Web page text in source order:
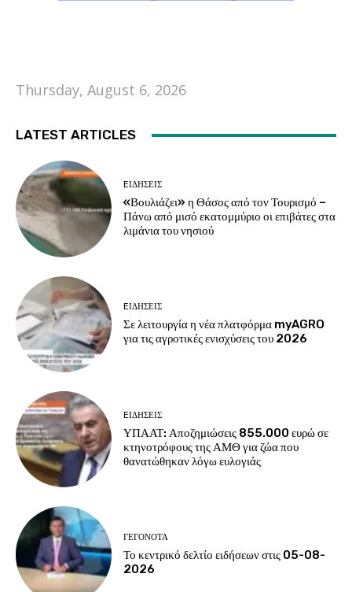
Thursday, August 6, 2026
LATEST ARTICLES
EΙΔΗΣΕΙΣ
«Βουλιάζει» η Θάσος από τον Τουρισμό –
Πάνω από μισό εκατομμύριο οι επιβάτες στα
λιμάνια του νησιού
EΙΔΗΣΕΙΣ
Σε λειτουργία η νέα πλατφόρμα myAGRO
για τις αγροτικές ενισχύσεις του 2026
EΙΔΗΣΕΙΣ
ΥΠΑΑΤ: Αποζημιώσεις 855.000 ευρώ σε
κτηνοτρόφους της ΑΜΘ για ζώα που
θανατώθηκαν λόγω ευλογιάς
ΓΕΓΟΝΟΤΑ
Το κεντρικό δελτίο ειδήσεων στις 05-08-
2026